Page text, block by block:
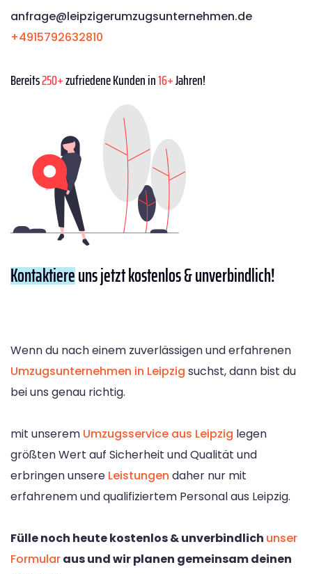
anfrage@leipzigerumzugsunternehmen.de
+4915792632810
Bereits250+zufriedene Kunden in16+Jahren!
Kontaktiereuns jetzt kostenlos & unverbindlich!
Wenn du nach einem zuverlässigen und erfahrenen
Umzugsunternehmen in Leipzig suchst, dann bist du
bei uns genau richtig.
mit unserem Umzugsservice aus Leipzig legen
größten Wert auf Sicherheit und Qualität und
erbringen unsere Leistungen daher nur mit
erfahrenem und qualifiziertem Personal aus Leipzig.
Fülle noch heute kostenlos & unverbindlich unser
Formularaus und wir planen gemeinsam deinen